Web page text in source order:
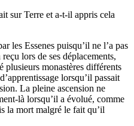
sur Terre et a-t-il appris cela
les Essenes puisqu’il ne l’a pas
lors de ses déplacements,
plusieurs monastères différents
lorsqu’il passait
La pleine ascension ne
là lorsqu’il a évolué, comme
la mort malgré le fait qu’il